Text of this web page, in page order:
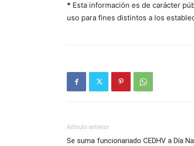
* Esta información es de carácter
uso para fines distintos a los
Artículo anterior
Se suma funcionariado CEDHV a Día